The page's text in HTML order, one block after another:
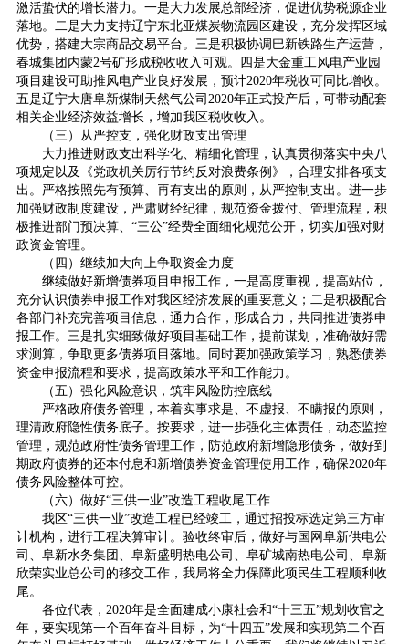
激活蛰伏的增长潜力。一是大力发展总部经济，促进优势税源企业
落地。二是大力支持辽宁东北亚煤炭物流园区建设，充分发挥区域
优势，搭建大宗商品交易平台。三是积极协调巴新铁路生产运营，
春城集团内蒙2号矿形成税收收入可观。四是大金重工风电产业园
项目建设可助推风电产业良好发展，预计2020年税收可同比增收。
五是辽宁大唐阜新煤制天然气公司2020年正式投产后，可带动配套
相关企业经济效益增长，增加我区税收收入。
（三）从严控支，强化财政支出管理
大力推进财政支出科学化、精细化管理，认真贯彻落实中央八
项规定以及《党政机关厉行节约反对浪费条例》，合理安排各项支
出。严格按照先有预算、再有支出的原则，从严控制支出。进一步
加强财政制度建设，严肃财经纪律，规范资金拨付、管理流程，积
极推进部门预决算、“三公”经费全面细化规范公开，切实加强对财
政资金管理。
（四）继续加大向上争取资金力度
继续做好新增债券项目申报工作，一是高度重视，提高站位，
充分认识债券申报工作对我区经济发展的重要意义；二是积极配合
各部门补充完善项目信息，通力合作，形成合力，共同推进债券申
报工作。三是扎实细致做好项目基础工作，提前谋划，准确做好需
求测算，争取更多债券项目落地。同时要加强政策学习，熟悉债券
资金申报流程和要求，提高政策水平和工作能力。
（五）强化风险意识，筑牢风险防控底线
严格政府债务管理，本着实事求是、不虚报、不瞒报的原则，
理清政府隐性债务底子。按要求，进一步强化主体责任，动态监控
管理，规范政府性债务管理工作，防范政府新增隐形债务，做好到
期政府债券的还本付息和新增债券资金管理使用工作，确保2020年
债务风险整体可控。
（六）做好“三供一业”改造工程收尾工作
我区“三供一业”改造工程已经竣工，通过招投标选定第三方审
计机构，进行工程决算审计。验收终审后，做好与国网阜新供电公
司、阜新水务集团、阜新盛明热电公司、阜矿城南热电公司、阜新
欣荣实业总公司的移交工作，我局将全力保障此项民生工程顺利收
尾。
各位代表，2020年是全面建成小康社会和“十三五”规划收官之
年，要实现第一个百年奋斗目标，为“十四五”发展和实现第二个百